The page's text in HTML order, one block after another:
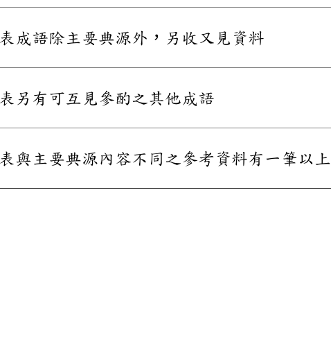
表成語除主要典源外，另收又見資料
表另有可互見參酌之其他成語
表與主要典源內容不同之參考資料有一筆以上